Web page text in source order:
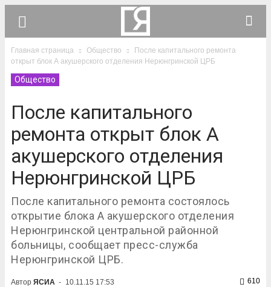
Главная страница Общество
После капитального ремонта
открыт блок А акушерского отделения Нерюнгринской ЦРБ
Общество
После капитального
ремонта открыт блок А
акушерского отделения
Нерюнгринской ЦРБ
После капитального ремонта состоялось
открытие блока А акушерского отделения
Нерюнгринской центральной районной
больницы, сообщает пресс-служба
Нерюнгринской ЦРБ.
Автор ЯСИА - 10.11.15 17:53 610